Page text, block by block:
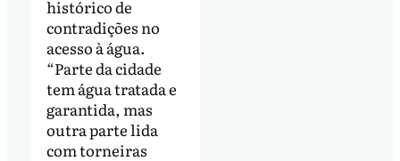
histórico de
contradições no
acesso à água.
“Parte da cidade
tem água tratada e
garantida, mas
outra parte lida
com torneiras